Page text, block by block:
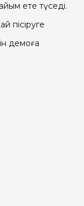
ете түседі.
пісіруге
демоға